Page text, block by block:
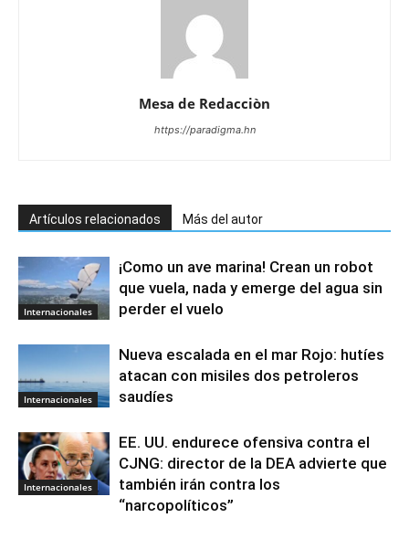
Mesa de Redacciòn
https://paradigma.hn
Artículos relacionados Más del autor
Internacionales
¡Como un ave marina! Crean un robot
que vuela, nada y emerge del agua sin
perder el vuelo
Internacionales
Nueva escalada en el mar Rojo: hutíes
atacan con misiles dos petroleros
saudíes
Internacionales
EE. UU. endurece ofensiva contra el
CJNG: director de la DEA advierte que
también irán contra los
“narcopolíticos”